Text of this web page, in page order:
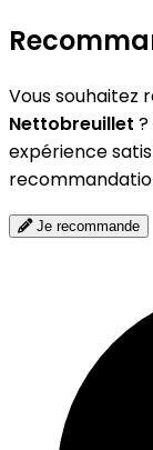
Vous
Nettobreuillet
expérience
Je recommande